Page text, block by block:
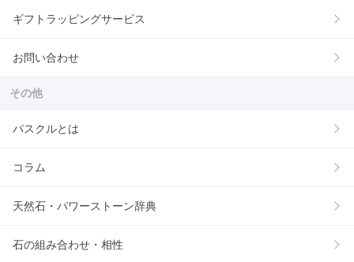
ギフトラッピングサービス
お問い合わせ
その他
パスクルとは
コラム
天然石・パワーストーン辞典
石の組み合わせ・相性